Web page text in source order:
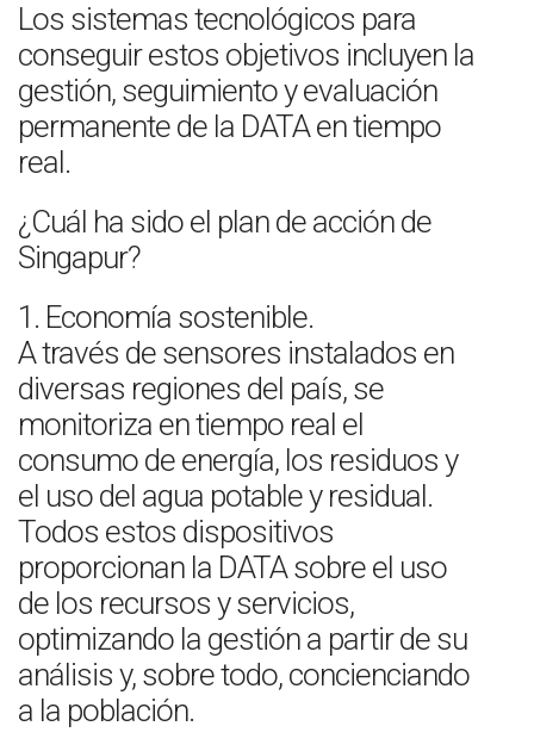
Los sistemas tecnológicos para
conseguir estos objetivos incluyen la
gestión, seguimiento y evaluación
permanente de la DATA en tiempo
real.
¿Cuál ha sido el plan de acción de
Singapur?
1. Economía sostenible.
A través de sensores instalados en
diversas regiones del país, se
monitoriza en tiempo real el
consumo de energía, los residuos y
el uso del agua potable y residual.
Todos estos dispositivos
proporcionan la DATA sobre el uso
de los recursos y servicios,
optimizando la gestión a partir de su
análisis y, sobre todo, concienciando
a la población.